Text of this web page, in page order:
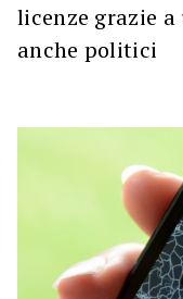
licenze grazie
anche politici